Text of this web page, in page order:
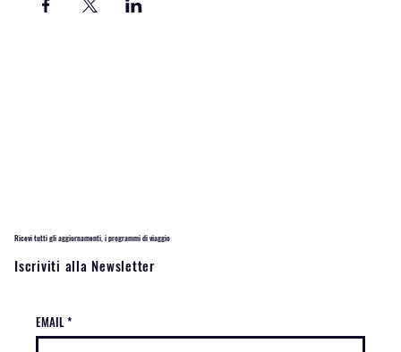
Ricevi tutti gli aggiornamenti, i programmi di viaggio
Iscriviti alla Newsletter
EMAIL *